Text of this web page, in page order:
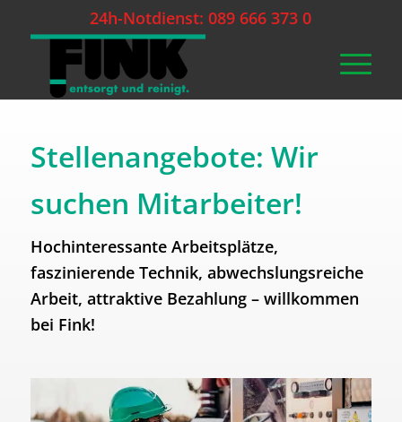
24h-Notdienst: 089 666 373 0
Stellenangebote: Wir
suchen Mitarbeiter!
Hochinteressante Arbeitsplätze,
faszinierende Technik, abwechslungsreiche
Arbeit, attraktive Bezahlung – willkommen
bei Fink!